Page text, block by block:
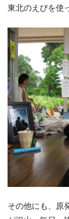
東北のえびを使
その他にも、原